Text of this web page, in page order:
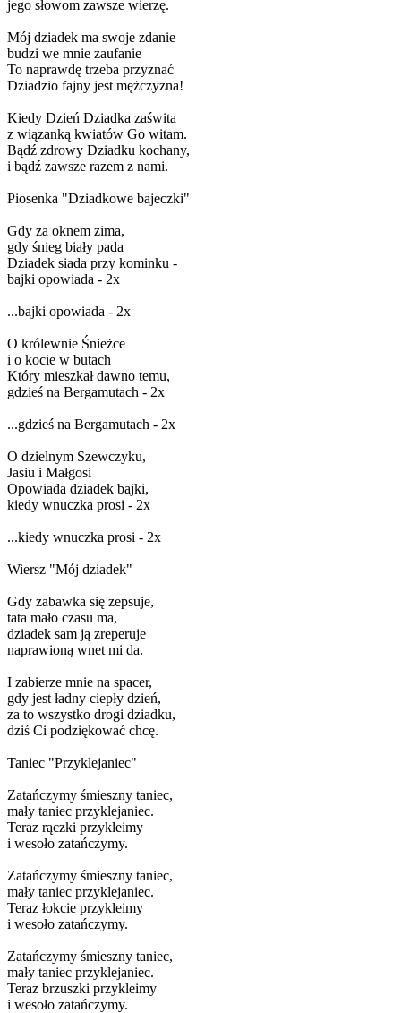
jego słowom zawsze wierzę.
Mój dziadek ma swoje zdanie
budzi we mnie zaufanie
To naprawdę trzeba przyznać
Dziadzio fajny jest mężczyzna!
Kiedy Dzień Dziadka zaświta
z wiązanką kwiatów Go witam.
Bądź zdrowy Dziadku kochany,
i bądź zawsze razem z nami.
Piosenka "Dziadkowe bajeczki"
Gdy za oknem zima,
gdy śnieg biały pada
Dziadek siada przy kominku -
bajki opowiada - 2x
...bajki opowiada - 2x
O królewnie Śnieżce
i o kocie w butach
Który mieszkał dawno temu,
gdzieś na Bergamutach - 2x
...gdzieś na Bergamutach - 2x
O dzielnym Szewczyku,
Jasiu i Małgosi
Opowiada dziadek bajki,
kiedy wnuczka prosi - 2x
...kiedy wnuczka prosi - 2x
Wiersz "Mój dziadek"
Gdy zabawka się zepsuje,
tata mało czasu ma,
dziadek sam ją zreperuje
naprawioną wnet mi da.
I zabierze mnie na spacer,
gdy jest ładny ciepły dzień,
za to wszystko drogi dziadku,
dziś Ci podziękować chcę.
Taniec "Przyklejaniec"
Zatańczymy śmieszny taniec,
mały taniec przyklejaniec.
Teraz rączki przykleimy
i wesoło zatańczymy.
Zatańczymy śmieszny taniec,
mały taniec przyklejaniec.
Teraz łokcie przykleimy
i wesoło zatańczymy.
Zatańczymy śmieszny taniec,
mały taniec przyklejaniec.
Teraz brzuszki przykleimy
i wesoło zatańczymy.